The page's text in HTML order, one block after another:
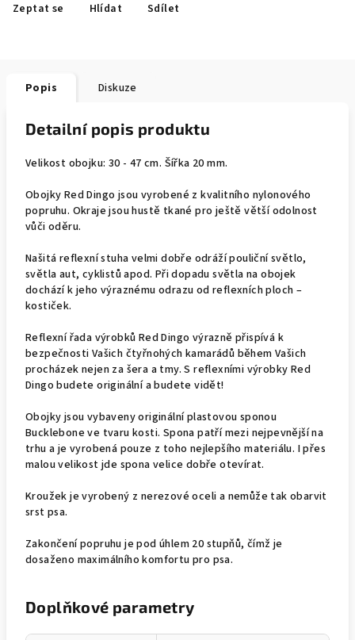
Zeptat se Hlídat Sdílet
Popis Diskuze
Detailní popis produktu
Velikost obojku: 30 - 47 cm. Šířka 20 mm.
Obojky Red Dingo jsou vyrobené z kvalitního nylonového
popruhu. Okraje jsou hustě tkané pro ještě větší odolnost
vůči oděru.
Našitá reflexní stuha velmi dobře odráží pouliční světlo,
světla aut, cyklistů apod. Při dopadu světla na obojek
dochází k jeho výraznému odrazu od reflexních ploch –
kostiček.
Reflexní řada výrobků Red Dingo výrazně přispívá k
bezpečnosti Vašich čtyřnohých kamarádů během Vašich
procházek nejen za šera a tmy. S reflexními výrobky Red
Dingo budete originální a budete vidět!
Obojky jsou vybaveny originální plastovou sponou
Bucklebone ve tvaru kosti. Spona patří mezi nejpevnější na
trhu a je vyrobená pouze z toho nejlepšího materiálu. I přes
malou velikost jde spona velice dobře otevírat.
Kroužek je vyrobený z nerezové oceli a nemůže tak obarvit
srst psa.
Zakončení popruhu je pod úhlem 20 stupňů, čímž je
dosaženo maximálního komfortu pro psa.
Doplňkové parametry